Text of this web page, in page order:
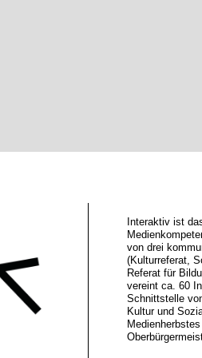
Interaktiv ist
von drei
(Kulturreferat,
Referat für
vereint ca. 60
Schnittstelle
Kultur und